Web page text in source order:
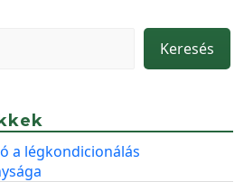
Keresés
a légkondicionálás